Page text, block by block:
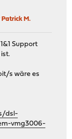
Patrick M.
Support
s wäre es
dsl-
vmg3006-